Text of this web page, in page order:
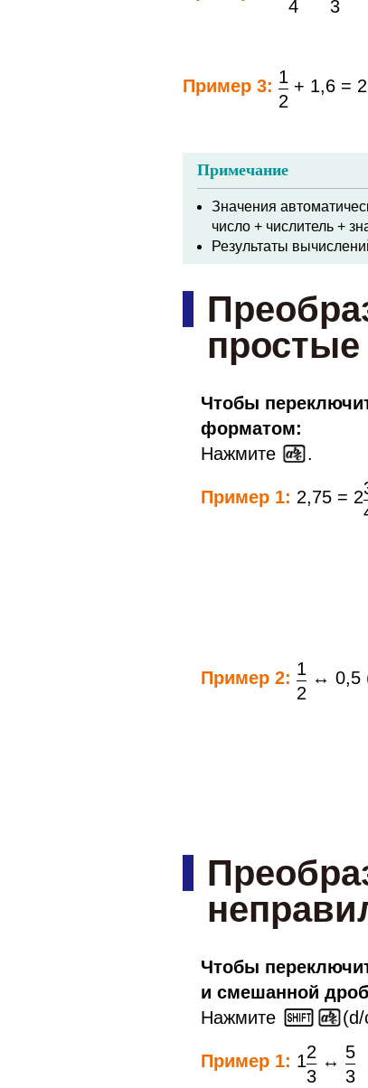
Режимы
вычислений и
калькулятора
Основные
вычисления
функций
Использование
вычислений
Технические
данные
4
3
Пример 3: 1
2
+ 1,6 =
Примечание
Значения
число + числитель +
Результаты
Чтобы
форматом:
Нажмите
.
Пример 1: 2,75 = 2
Пример 2: 1
2
↔ 0,5
Чтобы
и смешанной
Нажмите
(d/
Пример 1: 12
3
↔ 5
3